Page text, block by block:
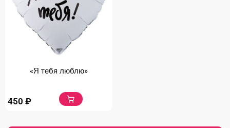
«Я тебя люблю»
450 ₽